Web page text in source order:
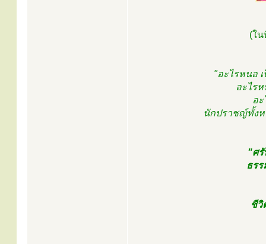
(ใ
"อะไรหนอ
อะไร
อ
นักปราชญ์ทั้งห
"ศรั
ธร
ชีวิ